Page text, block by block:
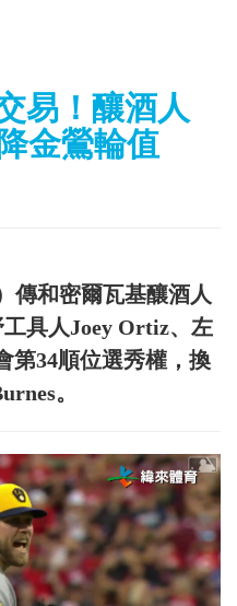
易！釀酒人
金鶯輪值
傳和密爾瓦基釀酒人
具人Joey Ortiz、左
第34順位選秀權，換
。